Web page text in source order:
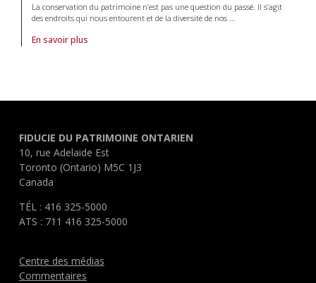
La conservation du patrimoine n’est pas une question du passé. Il s’agit
des endroits qui nous entourent et de la diversité de nos
En savoir plus
À propos de article Le paysage culturel – Un cadre servant à la
FIDUCIE DU PATRIMOINE ONTARIEN
10, rue Adelaide Est
Toronto (Ontario) M5C 1J3
Canada
TÉL : 416 325-5000
ATS : 711 416 325-5000
Centre des médias
Commentaires